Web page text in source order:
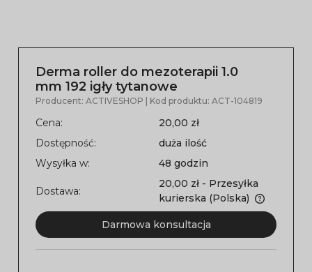
Derma roller do mezoterapii 1.0
mm 192 igły tytanowe
Producent: ACTIVESHOP | Kod produktu: ACT-104819
Cena:
20,00 zł
Dostępność:
duża ilość
Wysyłka w:
48 godzin
Dostawa:
20,00 zł - Przesyłka
kurierska (Polska)
Darmowa konsultacja